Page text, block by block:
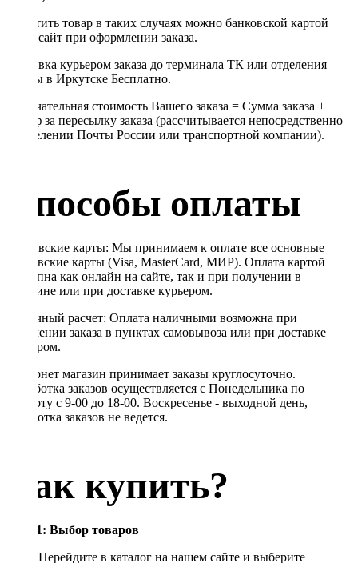
Оплатить товар в таких случаях можно банковской картой
через сайт при оформлении заказа.
Доставка курьером заказа до терминала ТК или отделения
Почты в Иркутске Бесплатно.
Окончательная стоимость Вашего заказа = Сумма заказа +
Тариф за пересылку заказа (рассчитывается непосредственно
в отделении Почты России или транспортной компании).
Способы оплаты
Банковские карты: Мы принимаем к оплате все основные
банковские карты (Visa, MasterCard, МИР). Оплата картой
доступна как онлайн на сайте, так и при получении в
магазине или при доставке курьером.
Наличный расчет: Оплата наличными возможна при
получении заказа в пунктах самовывоза или при доставке
курьером.
Интернет магазин принимает заказы круглосуточно.
Обработка заказов осуществляется с Понедельника по
Субботу с 9-00 до 18-00. Воскресенье - выходной день,
обработка заказов не ведется.
Как купить?
Шаг 1: Выбор товаров
Перейдите в каталог на нашем сайте и выберите